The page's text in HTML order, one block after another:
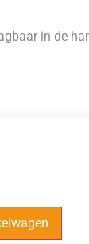
in de